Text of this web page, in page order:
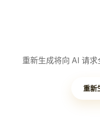
重新生成将向 AI 请求
重新